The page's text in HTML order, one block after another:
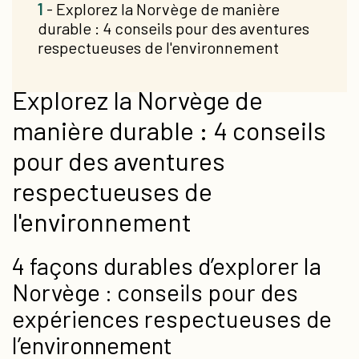
Explorez la Norvège de
manière durable : 4 conseils
pour des aventures
respectueuses de
l'environnement
4 façons durables d’explorer la
Norvège : conseils pour des
expériences respectueuses de
l’environnement
1 - Explorez la Norvège de manière
durable : 4 conseils pour des aventures
respectueuses de l'environnement